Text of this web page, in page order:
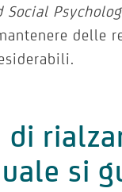
Social
delle
di
si